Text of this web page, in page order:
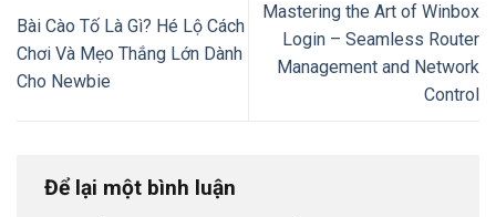
Bài Cào Tố Là Gì? Hé Lộ Cách
Chơi Và Mẹo Thắng Lớn Dành
Cho Newbie
Mastering the Art of Winbox
Login – Seamless Router
Management and Network
Control
Để lại một bình luận